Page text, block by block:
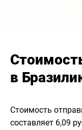
в
Стоимость
составляет 6,09